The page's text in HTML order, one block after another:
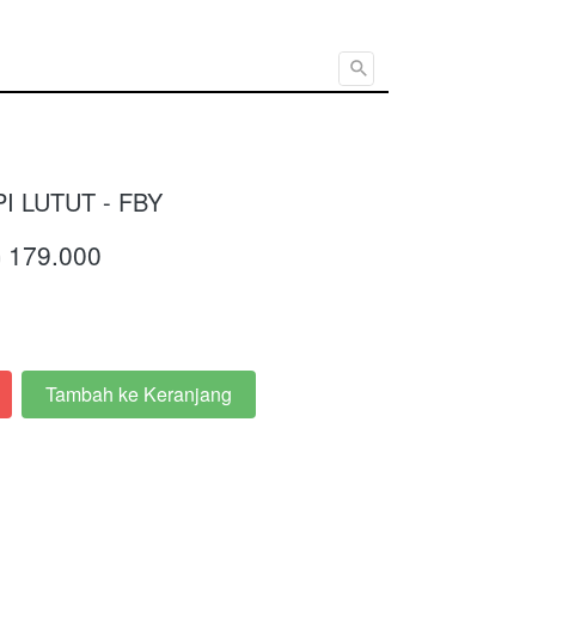
LUTUT - FBY
179.000
`
Tambah ke Keranjang